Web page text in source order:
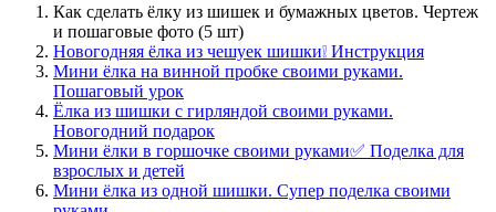
Как сделать ёлку из шишек и бумажных цветов. Чертеж
и пошаговые фото (5 шт)
Новогодняя ёлка из чешуек шишки❕ Инструкция
Мини ёлка на винной пробке своими руками.
Пошаговый урок
Ёлка из шишки с гирляндой своими руками.
Новогодний подарок
Мини ёлки в горшочке своими руками✅ Поделка для
взрослых и детей
Мини ёлка из одной шишки. Супер поделка своими